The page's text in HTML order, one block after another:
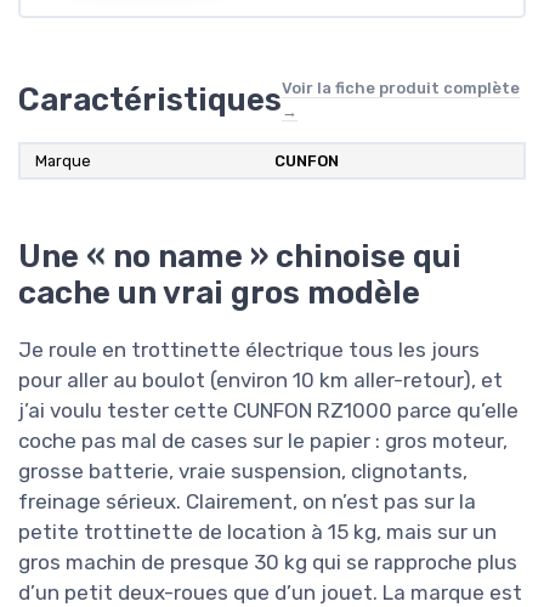
CaractéristiquesVoir la fiche produit complète
→
Marque CUNFON
Une « no name » chinoise qui
cache un vrai gros modèle
Je roule en trottinette électrique tous les jours
pour aller au boulot (environ 10 km aller-retour), et
j’ai voulu tester cette CUNFON RZ1000 parce qu’elle
coche pas mal de cases sur le papier : gros moteur,
grosse batterie, vraie suspension, clignotants,
freinage sérieux. Clairement, on n’est pas sur la
petite trottinette de location à 15 kg, mais sur un
gros machin de presque 30 kg qui se rapproche plus
d’un petit deux-roues que d’un jouet. La marque est